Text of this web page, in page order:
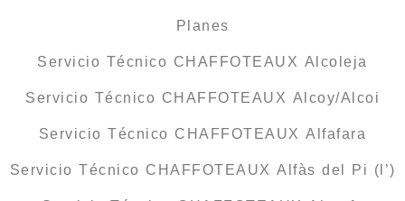
Planes
Servicio Técnico CHAFFOTEAUX Alcoleja
Servicio Técnico CHAFFOTEAUX Alcoy/Alcoi
Servicio Técnico CHAFFOTEAUX Alfafara
Servicio Técnico CHAFFOTEAUX Alfàs del Pi (l’)